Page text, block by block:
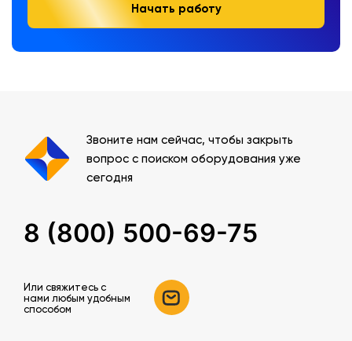
Начать работу
Звоните нам сейчас, чтобы закрыть
вопрос с поиском оборудования уже
сегодня
8 (800) 500-69-75
Или свяжитесь c
нами любым удобным
способом